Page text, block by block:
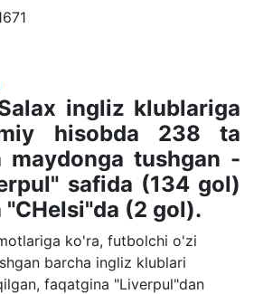
ingliz klublariga
hisobda 238 ta
maydonga tushgan -
safida (134 gol)
"CHelsi"da (2 gol).
ko'ra, futbolchi o'zi
barcha ingliz klublari
faqatgina "Liverpul"dan